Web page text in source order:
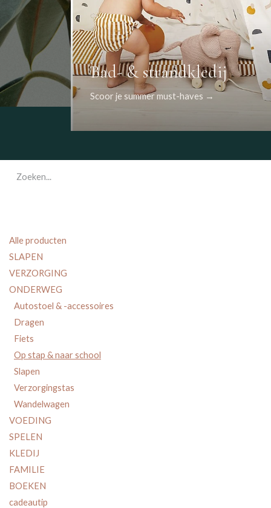
Bad- & strandkledij
Scoor je summer must-haves →
Alle producten
SLAPEN
VERZORGING
ONDERWEG
Autostoel & -accessoires
Dragen
Fiets
Op stap & naar school
Slapen
Verzorgingstas
Wandelwagen
VOEDING
SPELEN
KLEDIJ
FAMILIE
BOEKEN
cadeautip